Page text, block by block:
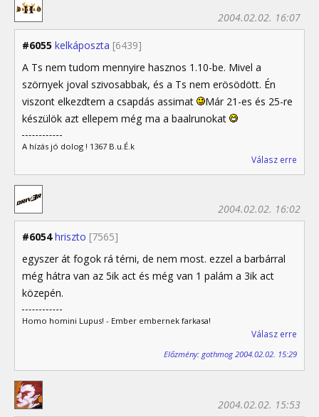
#6055 kelkáposzta [6439]
2004.02.02. 16:07
A Ts nem tudom mennyire hasznos 1.10-be. Mivel a
szörnyek joval szivosabbak, és a Ts nem erösödött. Én
viszont elkezdtem a csapdás assimat
Már 21-es és 25-re
készülök azt ellepem még ma a baalrunokat
A hízás jó dolog ! 1367 B.u.É.k
Válasz erre
#6054 hriszto [7565]
2004.02.02. 16:02
egyszer át fogok rá térni, de nem most. ezzel a barbárral
még hátra van az 5ik act és még van 1 palám a 3ik act
közepén.
Homo homini Lupus! - Ember embernek farkasa!
Válasz erre
Előzmény: gothmog 2004.02.02. 15:29
2004.02.02. 15:53